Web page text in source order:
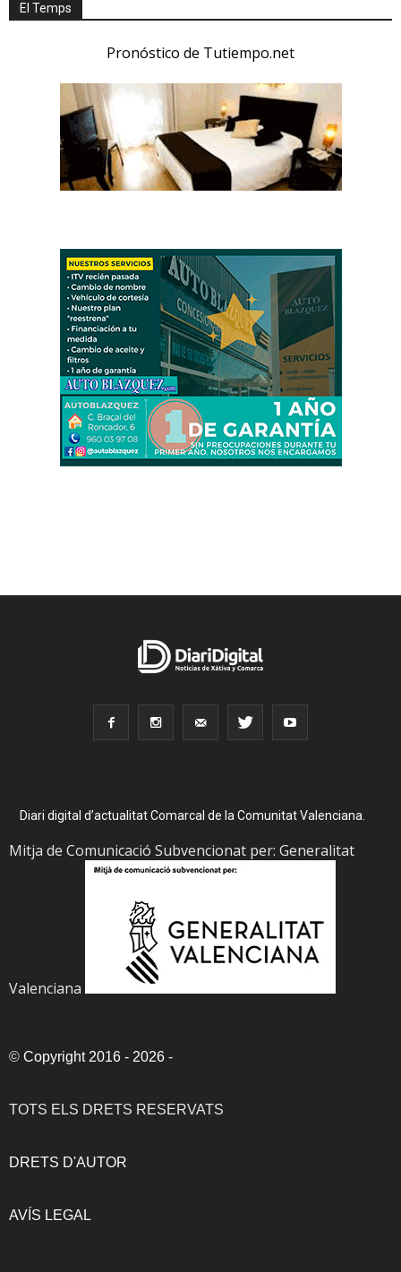
El Temps
Pronóstico de Tutiempo.net
Diari digital d’actualitat Comarcal de la Comunitat Valenciana.
Mitja de Comunicació Subvencionat per: Generalitat
Valenciana
© Copyright 2016 - 2026 -
TOTS ELS DRETS RESERVATS
DRETS D'AUTOR
AVÍS LEGAL